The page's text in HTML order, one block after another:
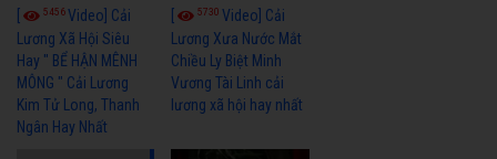
5456Video] Cải
Lương Xã Hội Siêu
Hay " BỂ HẬN MÊNH
MÔNG " Cải Lương
Kim Tử Long, Thanh
Ngân Hay Nhất
5730Video] Cải
Lương Xưa Nước Mắt
Chiều Ly Biệt Minh
Vương Tài Linh cải
lương xã hội hay nhất